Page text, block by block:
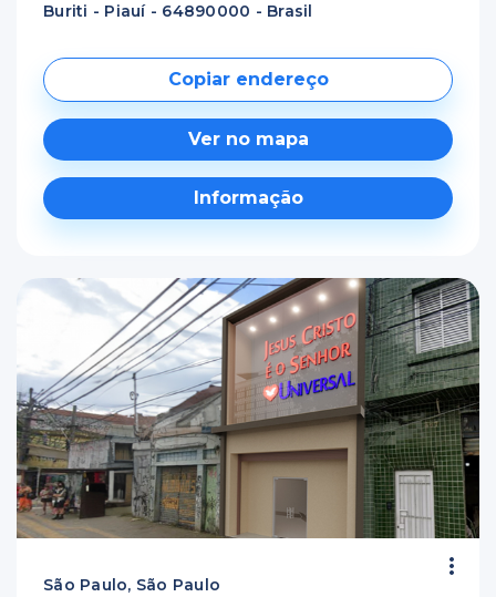
Buriti - Piauí - 64890000 - Brasil
Copiar endereço
Ver no mapa
Informação
São Paulo, São Paulo